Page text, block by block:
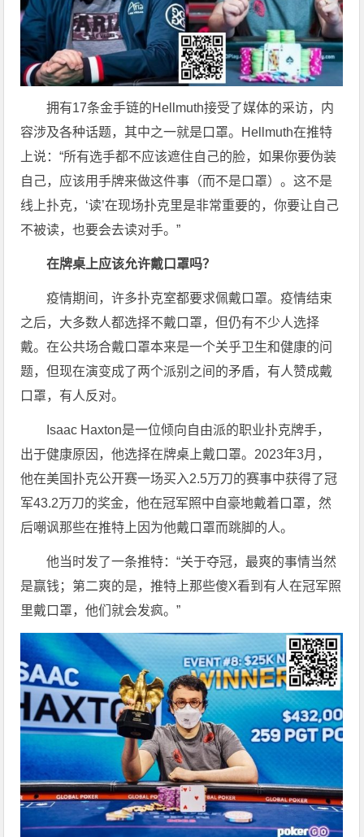
拥有17条金手链的Hellmuth接受了媒体的采访，内
容涉及各种话题，其中之一就是口罩。Hellmuth在推特
上说：“所有选手都不应该遮住自己的脸，如果你要伪装
自己，应该用手牌来做这件事（而不是口罩）。这不是
线上扑克，‘读’在现场扑克里是非常重要的，你要让自己
不被读，也要会去读对手。”
在牌桌上应该允许戴口罩吗？
疫情期间，许多扑克室都要求佩戴口罩。疫情结束
之后，大多数人都选择不戴口罩，但仍有不少人选择
戴。在公共场合戴口罩本来是一个关乎卫生和健康的问
题，但现在演变成了两个派别之间的矛盾，有人赞成戴
口罩，有人反对。
Isaac Haxton是一位倾向自由派的职业扑克牌手，
出于健康原因，他选择在牌桌上戴口罩。2023年3月，
他在美国扑克公开赛一场买入2.5万刀的赛事中获得了冠
军43.2万刀的奖金，他在冠军照中自豪地戴着口罩，然
后嘲讽那些在推特上因为他戴口罩而跳脚的人。
他当时发了一条推特：“关于夺冠，最爽的事情当然
是赢钱；第二爽的是，推特上那些傻X看到有人在冠军照
里戴口罩，他们就会发疯。”